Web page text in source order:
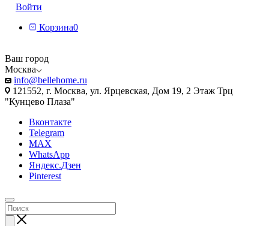
Войти
Корзина0
Ваш город
Москва
info@bellehome.ru
121552, г. Москва, ул. Ярцевская, Дом 19, 2 Этаж Трц
"Кунцево Плаза"
Вконтакте
Telegram
MAX
WhatsApp
Яндекс.Дзен
Pinterest